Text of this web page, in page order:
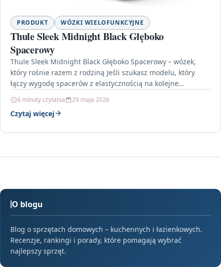
PRODUKT WÓZKI WIELOFUNKCYJNE
Thule Sleek Midnight Black Głęboko
Spacerowy
Thule Sleek Midnight Black Głęboko Spacerowy – wózek,
który rośnie razem z rodziną Jeśli szukasz modelu, który
łączy wygodę spacerów z elastycznością na kolejne…
6 minuty czytania 29 maja 2026
Czytaj więcej
O blogu
Blog o sprzętach domowych – kuchennych i łazienkowych.
Recenzje, rankingi i porady, które pomagają wybrać
najlepszy sprzęt.